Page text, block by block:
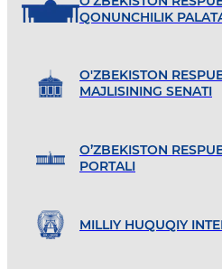
QONUNCHILIK
O'ZBEKISTON
MAJLISINING SENATI
O’ZBEKISTON
PORTALI
MILLIY HUQUQIY